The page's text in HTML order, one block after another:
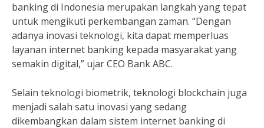
banking di Indonesia merupakan langkah yang tepat
untuk mengikuti perkembangan zaman. “Dengan
adanya inovasi teknologi, kita dapat memperluas
layanan internet banking kepada masyarakat yang
semakin digital,” ujar CEO Bank ABC.
Selain teknologi biometrik, teknologi blockchain juga
menjadi salah satu inovasi yang sedang
dikembangkan dalam sistem internet banking di